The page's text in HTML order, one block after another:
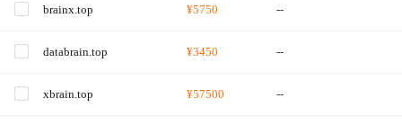
brainx.top ¥5750 --
databrain.top ¥3450 --
xbrain.top ¥57500 --